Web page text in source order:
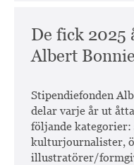
De fick 2025
Albert
Stipendiefonden
delar varje år ut
följande
kulturjournalister,
illustratörer/